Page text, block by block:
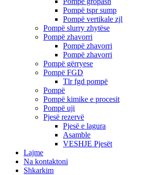
Pompë tspr sump
Pompë vertikale zjl
Pompë slurry zhytëse
Pompë zhavorri
Pompë zhavorri
Pompë zhavorri
Pompë gërryese
Pompë FGD
Tlr fgd pompë
Pompë
Pompë kimike e procesit
Pompë uji
Pjesë rezervë
Pjesë e lagura
Asamble
VESHJE Pjesët
Lajme
Na kontaktoni
Shkarkim